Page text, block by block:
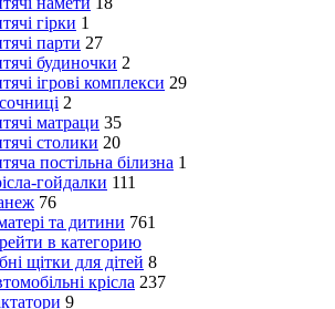
гірки 1
парти 27
будиночки 2
ігрові комплекси 29
2
матраци 35
столики 20
постільна білизна 1
гойдалки 111
76
та дитини 761
в категорию
щітки для дітей 8
крісла 237
9